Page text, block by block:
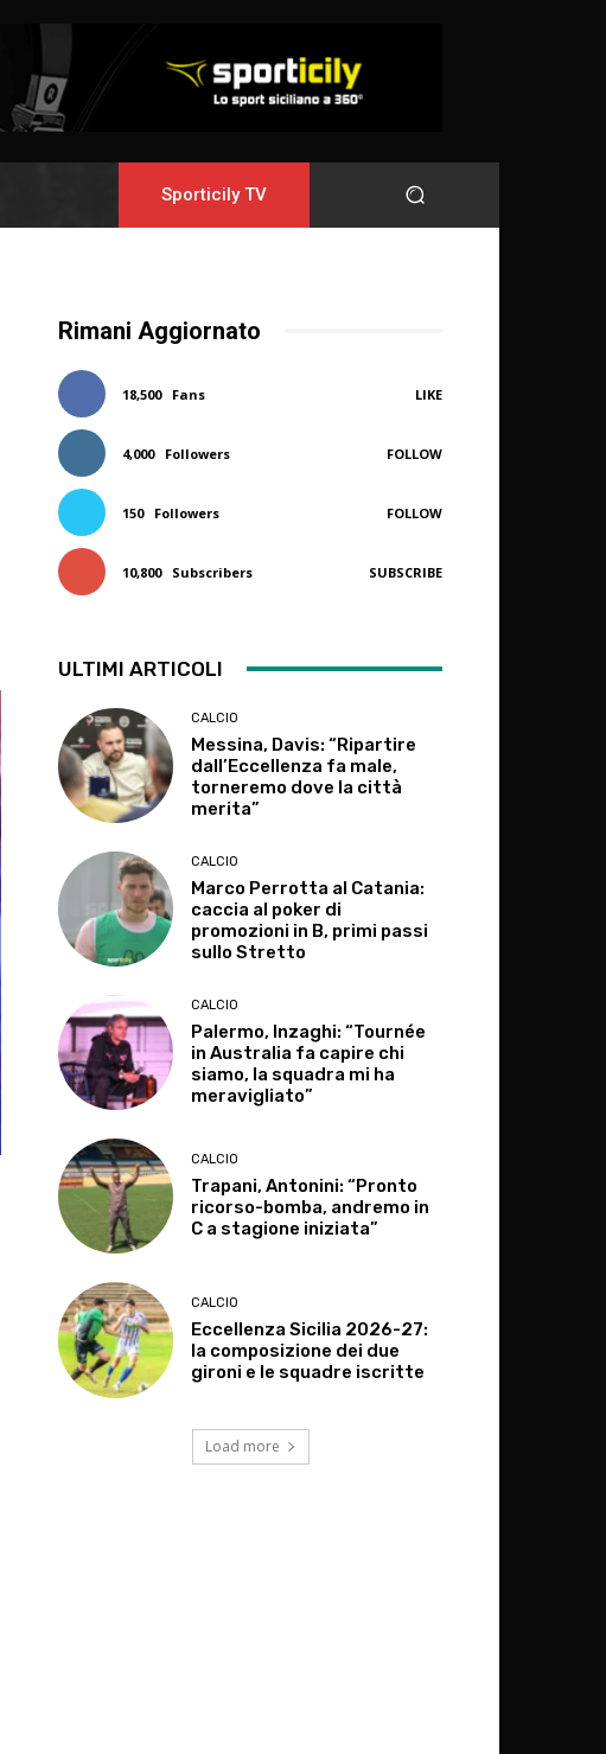
Sporticily TV
Rimani Aggiornato
18,500 Fans LIKE
4,000 Followers FOLLOW
150 Followers FOLLOW
10,800 Subscribers SUBSCRIBE
ULTIMI ARTICOLI
CALCIO
Messina, Davis: “Ripartire
dall’Eccellenza fa male,
torneremo dove la città
merita”
CALCIO
Marco Perrotta al Catania:
caccia al poker di
promozioni in B, primi passi
sullo Stretto
CALCIO
Palermo, Inzaghi: “Tournée
in Australia fa capire chi
siamo, la squadra mi ha
meravigliato”
CALCIO
Trapani, Antonini: “Pronto
ricorso-bomba, andremo in
C a stagione iniziata”
CALCIO
Eccellenza Sicilia 2026-27:
la composizione dei due
gironi e le squadre iscritte
Load more